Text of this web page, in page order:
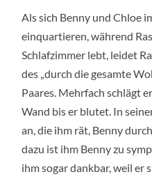
Als sich Benny und Chloe
einquartieren, während
Schlafzimmer lebt, leidet
des „durch die gesamte
Paares. Mehrfach schlägt
Wand bis er blutet. In
an, die ihm rät, Benny
dazu ist ihm Benny zu
ihm sogar dankbar, weil er